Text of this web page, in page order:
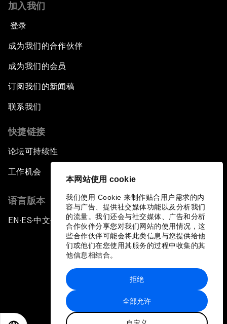
本网站使用 cookie
我们使用 Cookie 来制作贴合用户需求的内
容与广告、提供社交媒体功能以及分析我们
的流量。我们还会与社交媒体、广告和分析
合作伙伴分享您对我们网站的使用情况，这
些合作伙伴可能会将此类信息与您提供给他
们或他们在您使用其服务的过程中收集的其
他信息相结合。
全部允许
拒绝
加入我们
登录
成为我们的合作伙伴
成为我们的会员
订阅我们的新闻稿
联系我们
快捷链接
论坛可持续性
工作机会
语言版本
EN ▪ES▪中文▪ 日本語
站点地图